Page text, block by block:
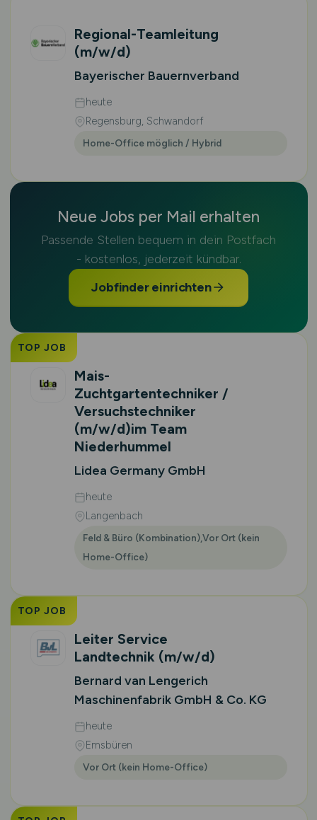
Regional-Teamleitung
(m/w/d)
Bayerischer Bauernverband
heute
Regensburg, Schwandorf
Home-Office möglich / Hybrid
Neue Jobs per Mail erhalten
Passende Stellen bequem in dein Postfach
- kostenlos, jederzeit kündbar.
Jobfinder einrichten
TOP JOB
Mais-
Zuchtgartentechniker /
Versuchstechniker
(m/w/d)im Team
Niederhummel
Lidea Germany GmbH
heute
Langenbach
Feld & Büro (Kombination),Vor Ort (kein
Home-Office)
TOP JOB
Leiter Service
Landtechnik (m/w/d)
Bernard van Lengerich
Maschinenfabrik GmbH & Co. KG
heute
Emsbüren
Vor Ort (kein Home-Office)